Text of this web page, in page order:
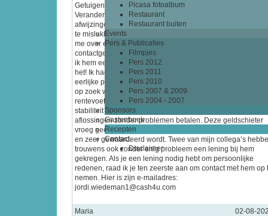
Picasa fotoalbum
Restaurant
Restaurant buiten
Events
Pers & Publicaties
Filmpjes
Pers 2012
Pers 2011
Pers 2010
Pers 2007 & 2009
Pers 2004 - 2007
Sponsors
Gastenboek
Recepten
Contact
Disclaimer
Getuigenis: Een Particuliere Lening Die Mijn Leven
Veranderde Ik had de hoop al opgegeven. Na meerdere
afwijzingen door banken leek mijn leningaanvraag
te mislukken. Ik was ontmoedigd, maar een vriendin
me over een particuliere geldschieter. Ze gaf me zijn
contactgegevens en zonder al te veel verwachtingen
ik hem een e-mail te sturen. Tot mijn grote verbazing werkte
het! Ik had eindelijk de juiste persoon gevonden – een
eerlijke particuliere kredietverstrekker waar ik al jaren naar
op zoek was. Ik kreeg een lening van €95.000 met een
rentevoet van 3%. Dankzij dit geld vond ik mijn financiële
stabiliteit terug, leef ik rustiger en kan ik mijn maandelijkse
aflossingen zonder problemen betalen. Deze geldschieter
vroeg geen dossierkosten of notariskosten, wat zeldzaam is
en zeer gewaardeerd wordt. Twee van mijn collega’s
trouwens ook zonder enig probleem een lening bij hem
gekregen. Als je een lening nodig hebt om persoonlijke
redenen, raad ik je ten zeerste aan om contact met hem op
nemen. Hier is zijn e-mailadres:
jordi.wiedeman1@cash4u.com
Maria
02-08-